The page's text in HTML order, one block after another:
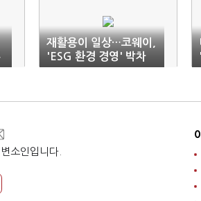
재활용이 일상…코웨이,
'ESG 환경 경영' 박차
소인입니다.